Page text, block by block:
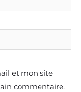
et mon site
commentaire.